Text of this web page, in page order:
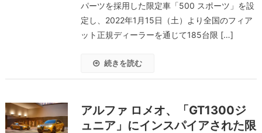
パーツを採用した限定車「500 スポーツ」を設
定し、2022年1月15日（土）より全国のフィア
ット正規ディーラーを通じて185台限 […]
続きを読む
アルファ ロメオ、「GT1300ジ
ュニア」にインスパイアされた限